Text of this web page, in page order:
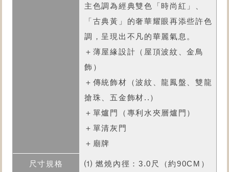
主色調為經典雙色「時尚紅」、
「古典黃」的奢華耀眼再添些許色
調，呈現出不凡的華麗氣息。
＋薄屋緣設計（屋頂波紋、金鳥
飾）
＋傳統飾材（波紋、龍鳳盤、雙龍
搶珠、五金飾材..）
＋單爐門（專利水夾層爐門）
＋單清灰門
＋廟牌
⑴ 燃燒內徑：3.0尺（約90CM）